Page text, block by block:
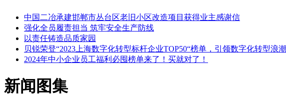
中国二冶承建邯郸市丛台区老旧小区改造项目获得业主感谢信
强化全员履责担当 筑牢安全生产防线
以责任铸造品质家园
贝锐荣登“2023上海数字化转型标杆企业TOP50“榜单，引领数字化转型浪潮
2024年中小企业员工福利必囤榜单来了！买就对了！
新闻图集